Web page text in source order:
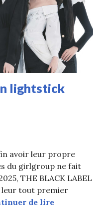
lightstick
avoir leur propre
du girlgroup ne fait
THE BLACK LABEL
leur tout premier
de lireMEOVV